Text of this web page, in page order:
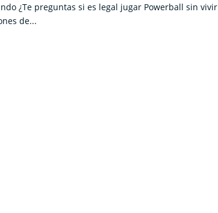
¿Te preguntas si es legal jugar Powerball sin
de...